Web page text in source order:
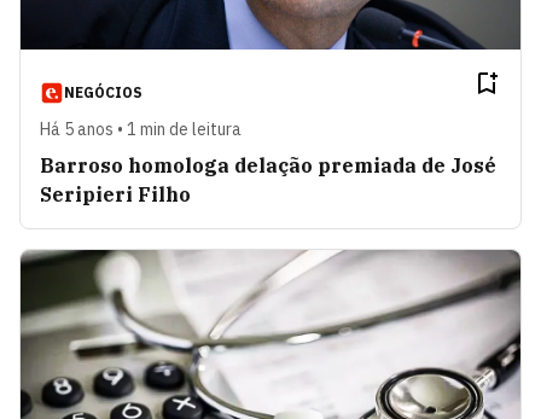
NEGÓCIOS
Há 5 anos • 1 min de leitura
Barroso homologa delação premiada de José
Seripieri Filho